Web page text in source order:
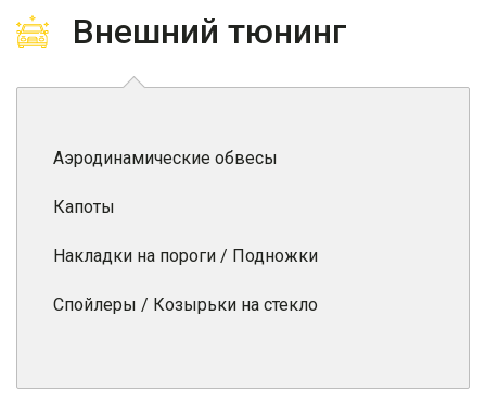
Внешний тюнинг
Аэродинамические обвесы
Капоты
Накладки на пороги / Подножки
Спойлеры / Козырьки на стекло